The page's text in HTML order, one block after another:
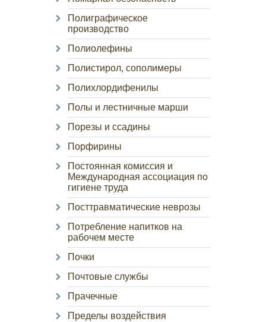
Полиграфическое
производство
Полиолефины
Полистирол, сополимеры
Полихлордифенилы
Полы и лестничные марши
Порезы и ссадины
Порфирины
Постоянная комиссия и
Международная ассоциация по
гигиене труда
Посттравматические неврозы
Потребление напитков на
рабочем месте
Почки
Почтовые службы
Прачечные
Пределы воздействия